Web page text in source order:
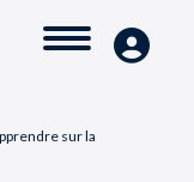
sur la